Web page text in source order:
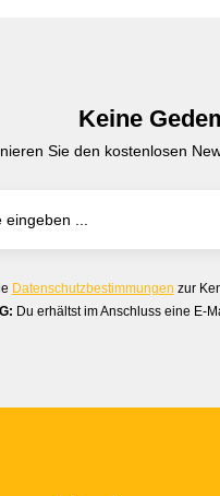
Keine
Sie den kostenlosen
Datenschutzbestimmungen zur
Du erhältst im Anschluss eine E-